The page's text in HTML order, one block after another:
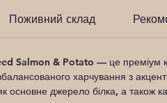
Поживний склад
Salmon & Potato — це преміум
харчування з
основне джерело білка, а також